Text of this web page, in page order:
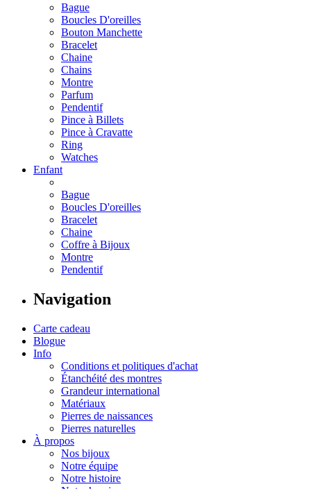
Bague
Boucles D'oreilles
Bouton Manchette
Bracelet
Chaine
Chains
Montre
Parfum
Pendentif
Pince à Billets
Pince à Cravatte
Ring
Watches
Enfant
Bague
Boucles D'oreilles
Bracelet
Chaine
Coffre à Bijoux
Montre
Pendentif
Navigation
Carte cadeau
Blogue
Info
Conditions et politiques d'achat
Étanchéité des montres
Grandeur international
Matériaux
Pierres de naissances
Pierres naturelles
À propos
Nos bijoux
Notre équipe
Notre histoire